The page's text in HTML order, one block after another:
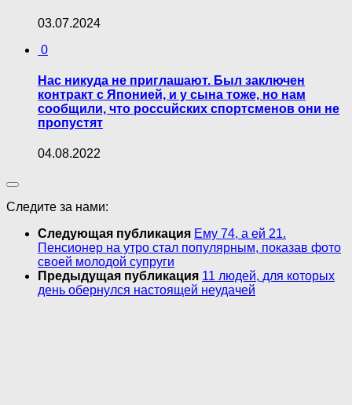
03.07.2024
0
Нас никуда не приглашают. Был заключен
контракт с Японией, и у сына тоже, но нам
сообщили, что poccuйских спортсменов они не
пропустят
04.08.2022
Следите за нами:
Следующая публикация Ему 74, а ей 21.
Пенсионер на утро стал популярным, показав фото
своей молодой супруги
Предыдущая публикация 11 людей, для которых
день обернулся настоящей неудачей